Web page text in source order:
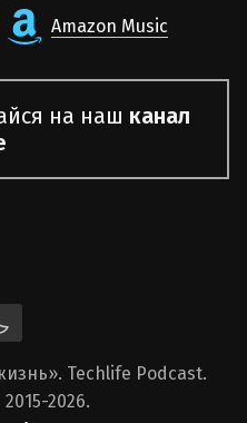
Amazon Music
на наш канал
Techlife Podcast.
2026.